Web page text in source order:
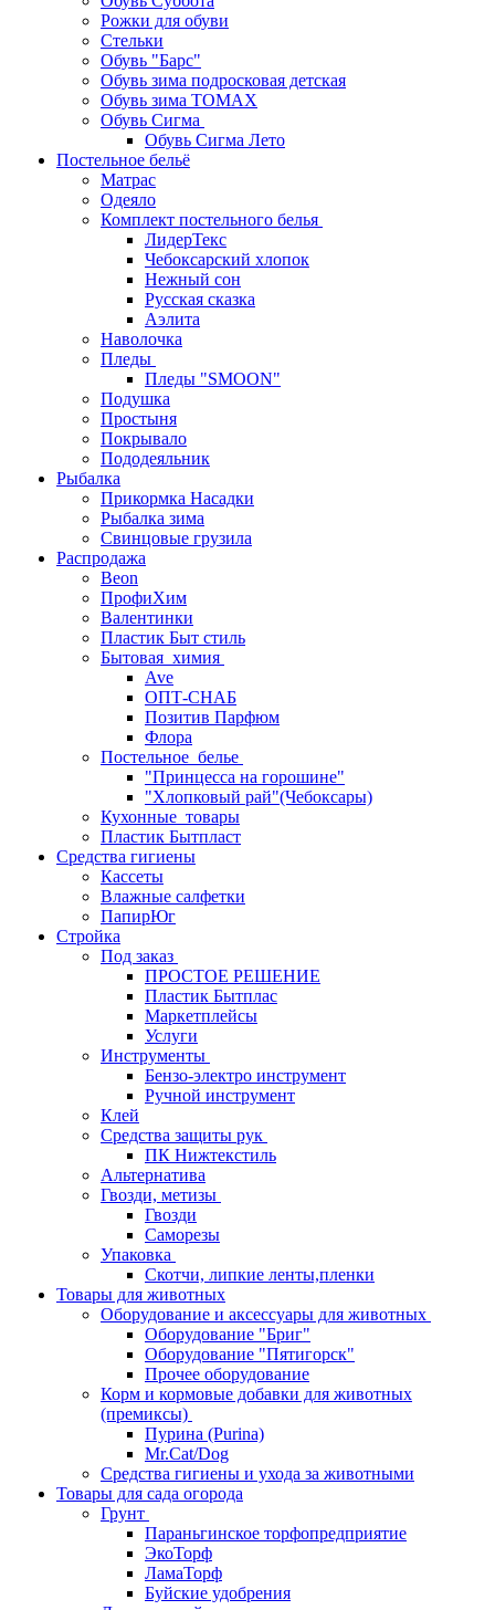
Рожки для обуви
Стельки
Обувь "Барс"
Обувь зима подросковая детская
Обувь зима ТОМАХ
Обувь Сигма
Обувь Сигма Лето
Постельное бельё
Матрас
Одеяло
Комплект постельного белья
ЛидерТекс
Чебоксарский хлопок
Нежный сон
Русская сказка
Аэлита
Наволочка
Пледы
Пледы "SMOON"
Подушка
Простыня
Покрывало
Пододеяльник
Рыбалка
Прикормка Насадки
Рыбалка зима
Свинцовые грузила
Распродажа
Beon
ПрофиХим
Валентинки
Пластик Быт стиль
Бытовая_химия
Ave
ОПТ-СНАБ
Позитив Парфюм
Флора
Постельное_белье
"Принцесса на горошине"
"Хлопковый рай"(Чебоксары)
Кухонные_товары
Пластик Бытпласт
Средства гигиены
Кассеты
Влажные салфетки
ПапирЮг
Стройка
Под заказ
ПРОСТОЕ РЕШЕНИЕ
Пластик Бытплас
Маркетплейсы
Услуги
Инструменты
Бензо-электро инструмент
Ручной инструмент
Клей
Средства защиты рук
ПК Нижтекстиль
Альтернатива
Гвозди, метизы
Гвозди
Саморезы
Упаковка
Скотчи, липкие ленты,пленки
Товары для животных
Оборудование и аксессуары для животных
Оборудование "Бриг"
Оборудование "Пятигорск"
Прочее оборудование
Корм и кормовые добавки для животных
(премиксы)
Пурина (Purina)
Mr.Cat/Dog
Средства гигиены и ухода за животными
Товары для сада огорода
Грунт
Параньгинское торфопредприятие
ЭкоТорф
ЛамаТорф
Буйские удобрения